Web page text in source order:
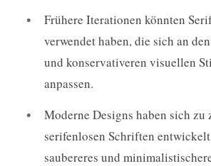
Frühere Iterationen könnten
verwendet haben, die sich an
und konservativeren visuellen
anpassen.
Moderne Designs haben sich zu
serifenlosen Schriften
saubereres und